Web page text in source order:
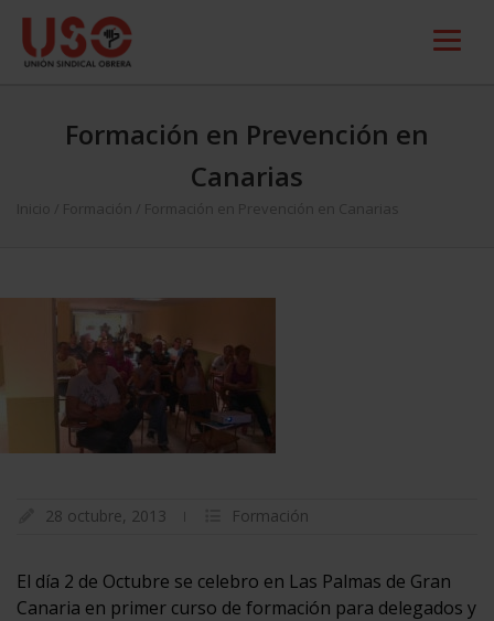
Formación en Prevención en
Canarias
Inicio Formación Formación en Prevención en Canarias
28 octubre, 2013 Formación
El día 2 de Octubre se celebro en Las Palmas de Gran
Canaria en primer curso de formación para delegados y